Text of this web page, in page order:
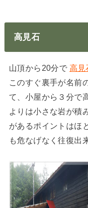
高見石
山頂から20分で 高見
このすぐ裏手が名前
て、小屋から３分で
よりは小さな岩が積
があるポイントはほ
も危なげなく往復出